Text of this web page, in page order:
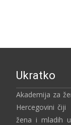
Ukratko
Akademija za
Hercegovini
žena i mladih